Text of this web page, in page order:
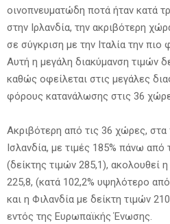
οινοπνευματώδη ποτά ήταν κατά
στην Ιρλανδία, την ακριβότερη
σε σύγκριση με την Ιταλία την πιο
Αυτή η μεγάλη διακύμανση τιμών
καθώς οφείλεται στις μεγάλες
φόρους κατανάλωσης στις 36
Ακριβότερη από τις 36 χώρες,
Ισλανδία, με τιμές 185% πάνω
(δείκτης τιμών 285,1), ακολουθεί
225,8, (κατά 102,2% υψηλότερο
και η Φιλανδία με δείκτη τιμών
εντός της Ευρωπαϊκής Ένωσης.